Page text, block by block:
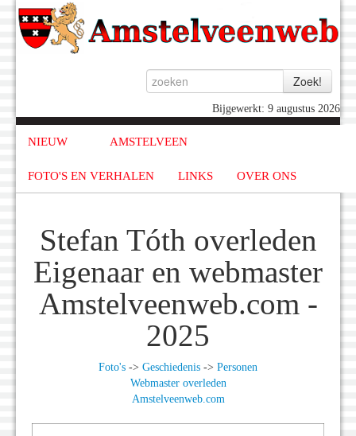
Bijgewerkt: 9 augustus 2026
NIEUW AMSTELVEEN
FOTO'S EN VERHALEN LINKS OVER ONS
Stefan Tóth overleden
Eigenaar en webmaster
Amstelveenweb.com -
2025
Foto's -> Geschiedenis -> Personen
Webmaster overleden
Amstelveenweb.com